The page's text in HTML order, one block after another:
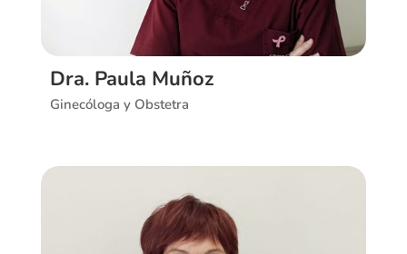
Dra. Paula Muñoz
Ginecóloga y Obstetra